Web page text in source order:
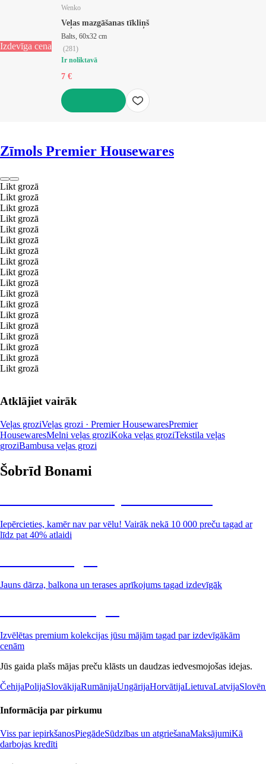
Izdevīga cena
Wenko
Veļas mazgāšanas tīkliņš
Balts, 60x32 cm
(281)
Ir noliktavā
7 €
Zīmols Premier Housewares
Likt grozā
Likt grozā
Likt grozā
Likt grozā
Likt grozā
Likt grozā
Likt grozā
Likt grozā
Likt grozā
Likt grozā
Likt grozā
Likt grozā
Likt grozā
Likt grozā
Likt grozā
Likt grozā
Likt grozā
Likt grozā
Atklājiet vairāk
Veļas groziVeļas grozi · Premier HousewaresPremier
HousewaresMelni veļas groziKoka veļas groziTekstila veļas
groziBambusa veļas grozi
Šobrīd Bonami
Iepērcieties, kamēr nav par vēlu! Vairāk nekā 10 000 preču tagad ar
līdz pat 40% atlaidi
Jauns dārza, balkona un terases aprīkojums tagad izdevīgāk
Izvēlētas premium kolekcijas jūsu mājām tagad par izdevīgākām
cenām
Jūs gaida plašs mājas preču klāsts un daudzas iedvesmojošas idejas.
ČehijaPolijaSlovākijaRumānijaUngārijaHorvātijaLietuvaLatvija
Informācija par pirkumu
Viss par iepirkšanosPiegādeSūdzības un atgriešanaMaksājumiKā
darbojas kredīti